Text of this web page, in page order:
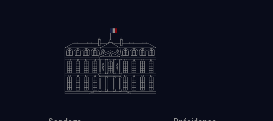
Américains, avec une position japonaise et une position canadienne, de
étaient en cause, le premier c'était la protection de la forêt. Vous savez
sept ans, on avait décidé de faire un accord international pour
protection de la forêt et les Européens étaient très attachés à cet
à ce qu'il voit le jour.
économique. Le Chancelier Kohl d'ailleurs évoquera ces problèmes